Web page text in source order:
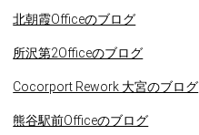
北朝霞Officeのブログ
所沢第2Officeのブログ
Cocorport Rework 大宮のブログ
熊谷駅前Officeのブログ